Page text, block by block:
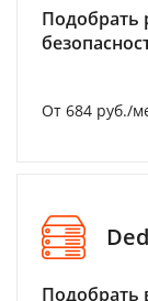
От 684 руб./
Подобрать